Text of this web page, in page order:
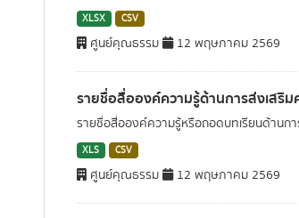
XLSX CSV
ศูนย์คุณธรรม 12 พฤษภาคม 2569
รายชื่อสื่อองค์ความรู้ด้านการส่งเสริ
รายชื่อสื่อองค์ความรู้หรือถอดบทเรียนด้านก
XLS CSV
ศูนย์คุณธรรม 12 พฤษภาคม 2569